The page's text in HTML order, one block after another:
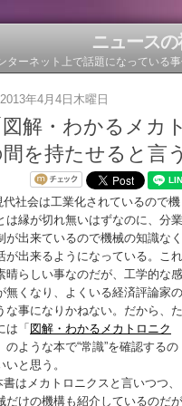
ニュース
ターネット上で話題になっている
2013年4月4日木曜日
解・わかるメカ
を持たせると言
代社会は工業化されているので機
は縁が切れ無いはずなのに、分業
が出来ているので機械の知識なく
が出来るようになっている。これ
晴らしい事なのだが、工学的な感
無くなり、よくいる経済評論家の
な事になりかねない。だから、た
は「 図解・わかるメカトロニク
のような本で“常識”を確認するの
いと思う。
書はメカトロニクスと言いつつ、
だけの機構も紹介しているのだ